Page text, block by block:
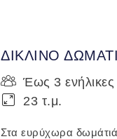
ΔΙΚΛΙΝΟ
Έως 3 ενήλικες
23 τ.μ.
Στα ευρύχωρα